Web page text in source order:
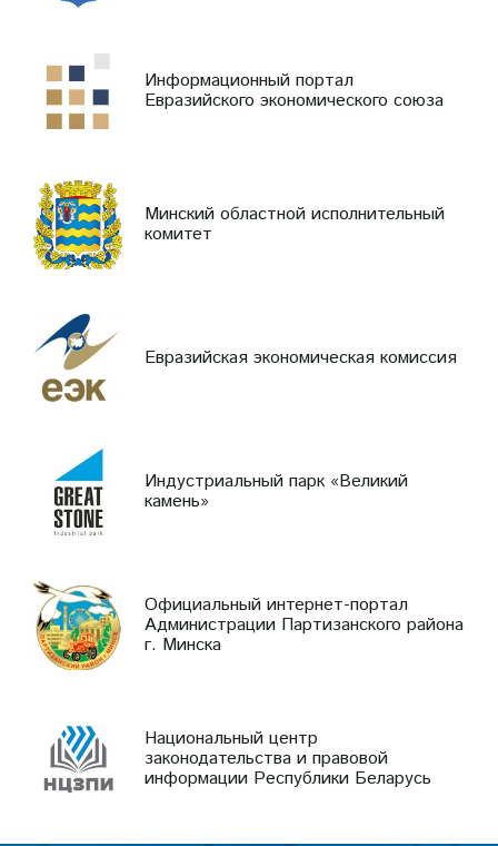
Информационный портал
Евразийского экономического союза
Минский областной исполнительный
комитет
Евразийская экономическая комиссия
Индустриальный парк «Великий
камень»
Официальный интернет-портал
Администрации Партизанского района
г. Минска
Национальный центр
законодательства и правовой
информации Республики Беларусь